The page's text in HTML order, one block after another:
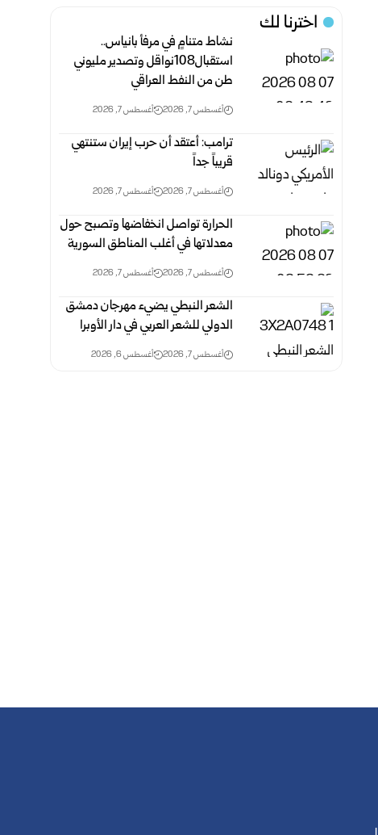
اخترنا لك
نشاط متنامٍ في مرفأ بانياس..
استقبال108نواقل وتصدير مليوني
طن من النفط العراقي
أغسطس 7, 2026 أغسطس 7, 2026
ترامب: أعتقد أن حرب إيران ستنتهي
قريباً جداً‏
أغسطس 7, 2026 أغسطس 7, 2026
الحرارة تواصل انخفاضها وتصبح حول
معدلاتها في أغلب المناطق السورية‎ ‎
أغسطس 7, 2026 أغسطس 7, 2026
الشعر النبطي يضيء مهرجان دمشق
الدولي للشعر العربي في دار الأوبرا
أغسطس 7, 2026 أغسطس 6, 2026